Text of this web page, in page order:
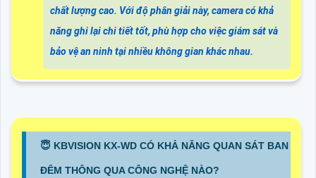
chất lượng cao. Với độ phân giải này, camera có khả
năng ghi lại chi tiết tốt, phù hợp cho việc giám sát và
bảo vệ an ninh tại nhiều không gian khác nhau.
😇 KBVISION KX-WD CÓ KHẢ NĂNG QUAN SÁT BAN
ĐÊM THÔNG QUA CÔNG NGHỆ NÀO?